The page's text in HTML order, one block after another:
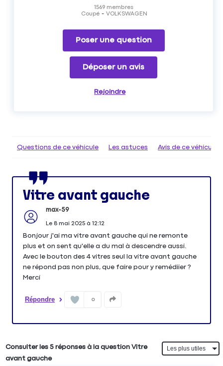
Coupé VOLKSWAGEN
1569membres
Poser une question
Déposer un avis
Rejoindre
Questions de ce véhicule Les astuces Avis de ce véhicule
Vitre avant gauche
max-59
Le 8 mai 2025à 12:12
Bonjour j'ai ma vitre avant gauche qui ne remonte
plus et on sent qu'elle a du mal à descendre aussi.
Avec le bouton des 4 vitres seul la vitre avant gauche
ne répond pas non plus, que faire pour y remédiier ?
Merci
Répondre 0
Consulter les 5 réponses à la question Vitre
avant gauche